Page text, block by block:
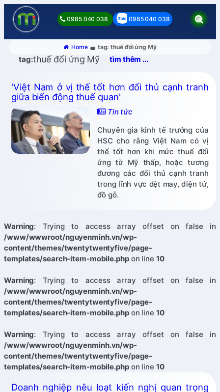
0985 040 038 0985 040 038
Home tag: thuế đối ứng Mỹ
tag:thuế đối ứng Mỹ tìm thêm ...
'Việt Nam ở vị thế tốt hơn đối thủ cạnh tranh
giữa biến động thuế quan'
Tin tức
Chuyên gia kinh tế trưởng của
HSC cho rằng Việt Nam có vị
thế tốt hơn khi mức thuế đối
ứng từ Mỹ thấp, hoặc tương
đương các đối thủ cạnh tranh
trong lĩnh vực dệt may, điện tử,
đồ gỗ.
Warning: Trying to access array offset on false in
/www/wwwroot/nguyenminh.vn/wp-
content/themes/twentytwentyfive/page-
templates/search-item-mobile.phpon line 10
Warning: Trying to access array offset on false in
/www/wwwroot/nguyenminh.vn/wp-
content/themes/twentytwentyfive/page-
templates/search-item-mobile.phpon line 10
Warning: Trying to access array offset on false in
/www/wwwroot/nguyenminh.vn/wp-
content/themes/twentytwentyfive/page-
templates/search-item-mobile.phpon line 10
Doanh nghiệp nêu loạt kiến nghị quan trọng